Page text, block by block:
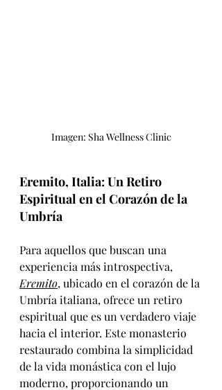
Imagen: Sha Wellness Clinic
Eremito, Italia: Un Retiro
Espiritual en el Corazón de la
Umbría
Para aquellos que buscan una
experiencia más introspectiva,
Eremito, ubicado en el corazón de la
Umbría italiana, ofrece un retiro
espiritual que es un verdadero viaje
hacia el interior. Este monasterio
restaurado combina la simplicidad
de la vida monástica con el lujo
moderno, proporcionando un